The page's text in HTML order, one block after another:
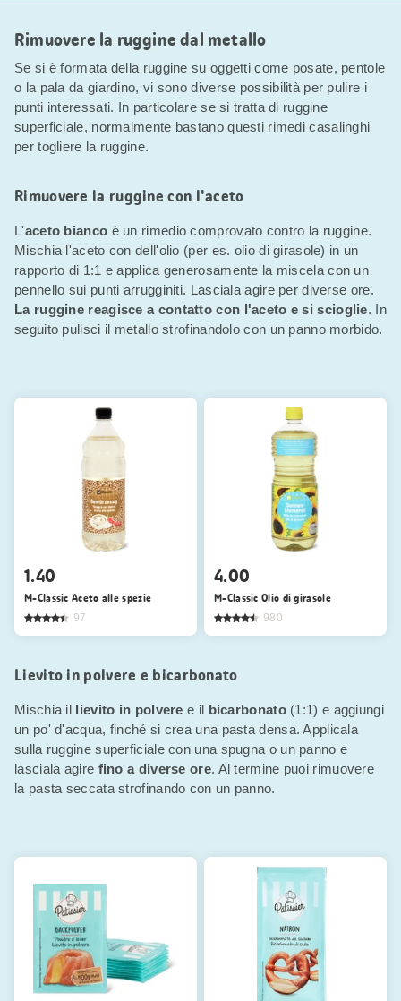
Rimuovere la ruggine dal metallo
Se si è formata della ruggine su oggetti come posate, pentole
o la pala da giardino, vi sono diverse possibilità per pulire i
punti interessati. In particolare se si tratta di ruggine
superficiale, normalmente bastano questi rimedi casalinghi
per togliere la ruggine.
Rimuovere la ruggine con l'aceto
L'aceto bianco è un rimedio comprovato contro la ruggine.
Mischia l'aceto con dell'olio (per es. olio di girasole) in un
rapporto di 1:1 e applica generosamente la miscela con un
pennello sui punti arrugginiti. Lasciala agire per diverse ore.
La ruggine reagisce a contatto con l'aceto e si scioglie. In
seguito pulisci il metallo strofinandolo con un panno morbido.
1.40
M-Classic Aceto alle spezie
97
4.00
M-Classic Olio di girasole
980
Lievito in polvere e bicarbonato
Mischia il lievito in polvere e il bicarbonato(1:1) e aggiungi
un po' d'acqua, finché si crea una pasta densa. Applicala
sulla ruggine superficiale con una spugna o un panno e
lasciala agire fino a diverse ore. Al termine puoi rimuovere
la pasta seccata strofinando con un panno.